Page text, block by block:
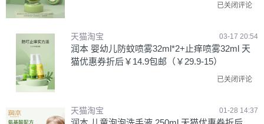
已关闭评论
天猫淘宝 03-17 20:54
润本 婴幼儿防蚊喷雾32ml*2+止痒喷雾32ml 天
猫优惠券折后￥14.9包邮（￥29.9-15）
已关闭评论
天猫淘宝 01-28 14:37